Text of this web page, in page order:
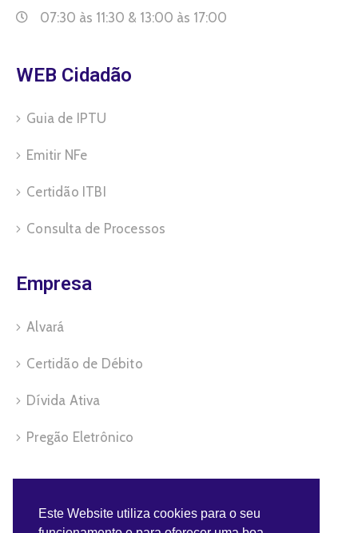
07:30 às 11:30 & 13:00 às 17:00
WEB Cidadão
Guia de IPTU
Emitir NFe
Certidão ITBI
Consulta de Processos
Empresa
Alvará
Certidão de Débito
Dívida Ativa
Pregão Eletrônico
Este Website utiliza cookies para o seu